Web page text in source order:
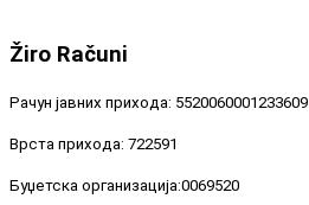
Žiro Računi
Рачун јавних прихода: 5520060001233609
Врста прихода: 722591
Буџетска организација:0069520